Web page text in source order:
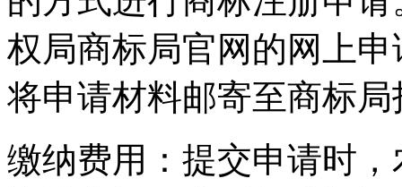
权局商标局官网的网上
将申请材料邮寄至商标
缴纳费用‌：提交申请时